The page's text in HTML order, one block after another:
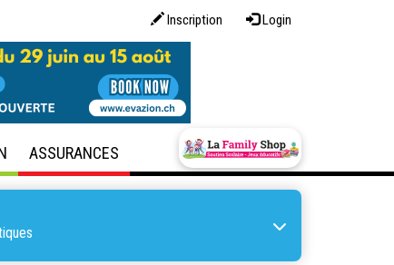
Inscription Login
ASSURANCES